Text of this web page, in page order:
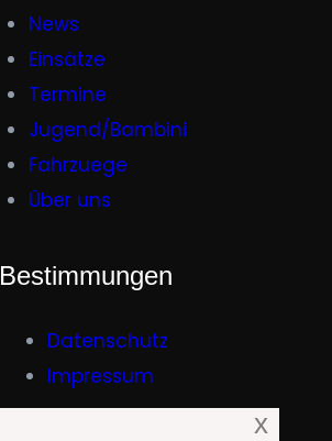
News
Einsätze
Termine
Jugend/Bambini
Fahrzuege
Über uns
Bestimmungen
Datenschutz
Impressum
x